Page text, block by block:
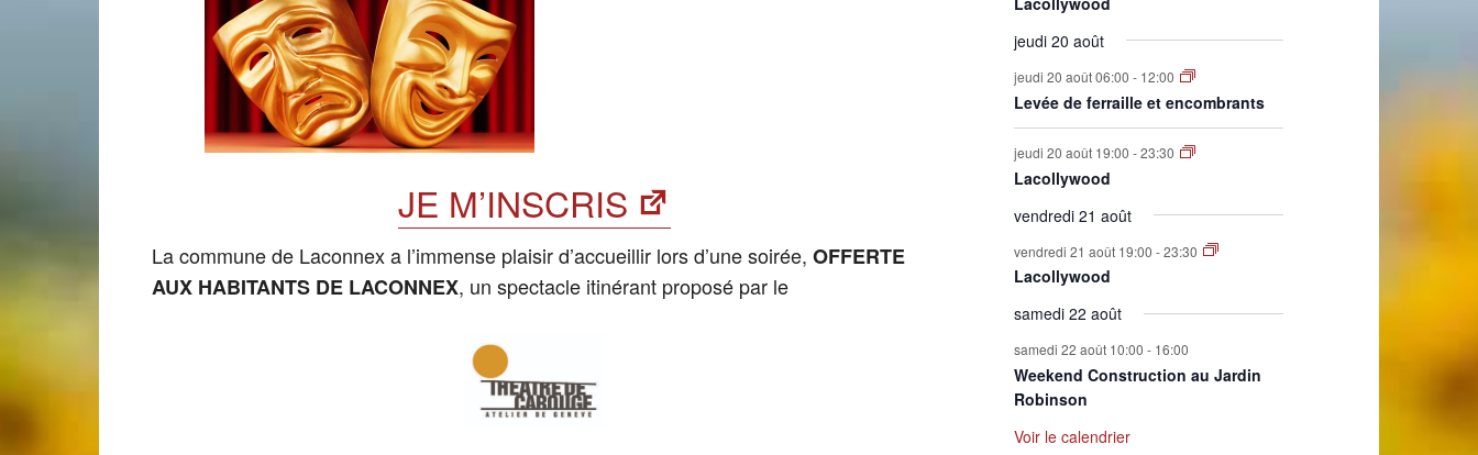
JE M’INSCRIS
La commune de Laconnex a l’immense plaisir d’accueillir lors d’une soirée, OFFERTE
AUX HABITANTS DE LACONNEX, un spectacle itinérant proposé par le
jeudi 20 août
jeudi 20 août 06:00 - 12:00
Levée de ferraille et encombrants
jeudi 20 août 19:00 -23:30
Lacollywood
vendredi 21 août
vendredi 21 août 19:00 -23:30
Lacollywood
samedi 22 août
samedi 22 août 10:00 - 16:00
Weekend Construction au Jardin
Robinson
Voir le calendrier